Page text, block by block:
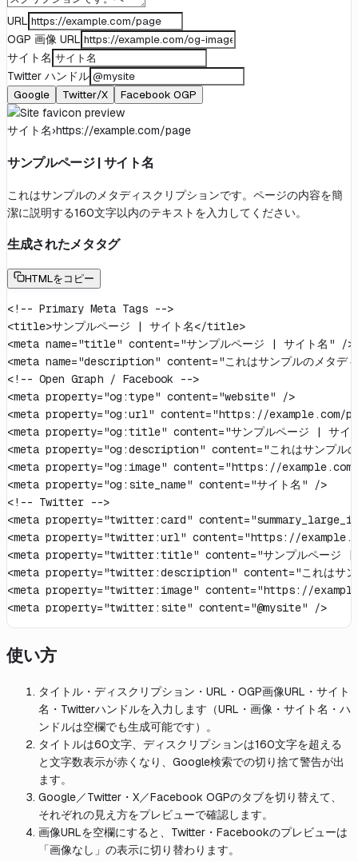
URL
OGP 画像 URL
サイト名
Twitter ハンドル
Google Twitter/X Facebook OGP
サイト名›https://example.com/page
サンプルページ | サイト名
これはサンプルのメタディスクリプションです。ページの内容を簡
潔に説明する160文字以内のテキストを入力してください。
生成されたメタタグ
HTMLをコピー
<!-- Primary Meta Tags -->
<title>サンプルページ | サイト名</title>
<meta name="title" content="サンプルページ | サイト名" />
<meta name="description" content="これはサンプルのメタディ
<!-- Open Graph / Facebook -->
<meta property="og:type" content="website" />
<meta property="og:url" content="https://example.com/
<meta property="og:title" content="サンプルページ | サイ
<meta property="og:description" content="これはサンプルのメ
<meta property="og:image" content="https://
<meta property="og:site_name" content="サイト名" />
<!-- Twitter -->
<meta property="twitter:card"
<meta property="twitter:url" content="https://
<meta property="twitter:title" content="サンプルページ |
<meta property="twitter:description" content="これはサンプル
<meta property="twitter:image" content="https://
<meta property="twitter:site" content="@mysite" />
使い方
タイトル・ディスクリプション・URL・OGP画像URL・サイト
名・Twitterハンドルを入力します（URL・画像・サイト名・ハ
ンドルは空欄でも生成可能です）。
タイトルは60文字、ディスクリプションは160文字を超える
と文字数表示が赤くなり、Google検索での切り捨て警告が出
ます。
Google／Twitter・X／Facebook OGPのタブを切り替えて、
それぞれの見え方をプレビューで確認します。
画像URLを空欄にすると、Twitter・Facebookのプレビューは
「画像なし」の表示に切り替わります。